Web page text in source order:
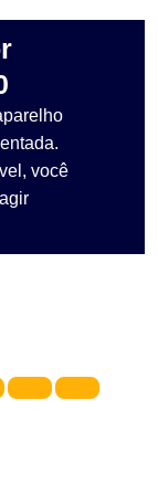
você